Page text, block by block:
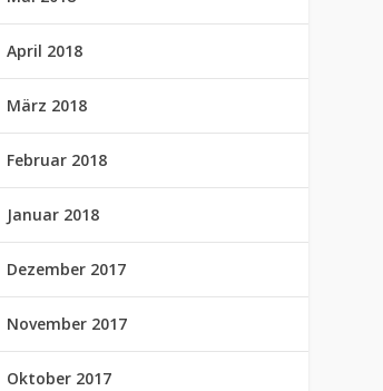
April 2018
März 2018
Februar 2018
Januar 2018
Dezember 2017
November 2017
Oktober 2017